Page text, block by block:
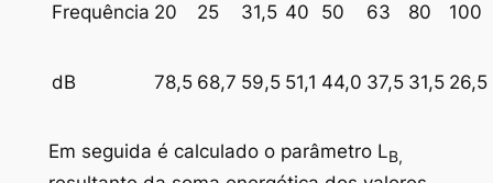
Frequência 20 25 31,5 40 50 63 80 100
dB 78,5 68,7 59,5 51,1 44,0 37,5 31,5 26,5
Em seguida é calculado o parâmetro LB,